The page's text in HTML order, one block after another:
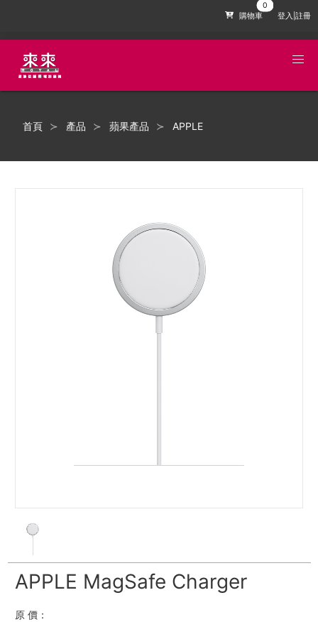
購物車 登入|註冊
首頁 產品 蘋果產品 APPLE
APPLE MagSafe Charger
原 價：